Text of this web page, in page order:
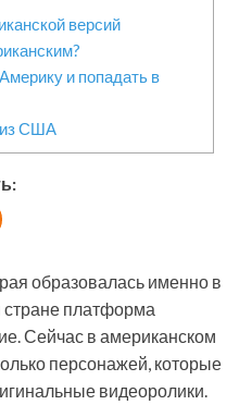
версий
и попадать в
из США
образовалась именно в
стране платформа
Сейчас в американском
персонажей, которые
видеоролики.